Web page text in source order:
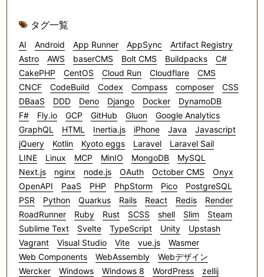
タグ一覧
AI Android App Runner AppSync
Artifact Registry
Astro
AWS baserCMS Bolt CMS Buildpacks
C#
CakePHP
CentOS Cloud Run Cloudflare
CMS
CNCF
CodeBuild Codex Compass composer
CSS
DBaaS
DDD Deno Django Docker
DynamoDB
F#
Fly.io GCP GitHub Gluon
Google Analytics
GraphQL
HTML Inertia.js iPhone Java
Javascript
jQuery
Kotlin Kyoto eggs Laravel
Laravel Sail
LINE
Linux MCP MinIO MongoDB
MySQL
Next.js
nginx node.js OAuth October CMS
Onyx
OpenAPI
PaaS PHP PhpStorm Pico
PostgreSQL
PSR
Python Quarkus Rails React Redis
Render
RoadRunner
Ruby Rust SCSS shell Slim
Steam
Sublime Text
Svelte TypeScript Unity
Upstash
Vagrant
Visual Studio Vite vue.js
Wasmer
Web Components
WebAssembly
Webデザイン
Wercker
Windows Windows 8 WordPress
zellij